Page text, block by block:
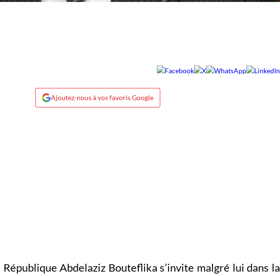
Ajoutez-nous à vos favoris Google
Abdelaziz Bouteflika s’invite malgré lui dans la